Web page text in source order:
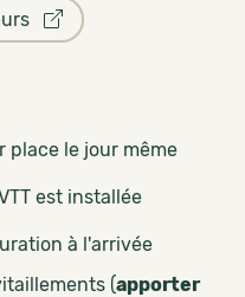
place le jour même
est installée
à l'arrivée
(apporter